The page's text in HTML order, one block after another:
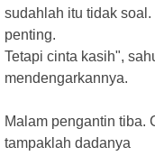
sudahlah itu tidak
penting.
Tetapi cinta kasih",
mendengarkannya.
Malam pengantin tiba.
tampaklah dadanya